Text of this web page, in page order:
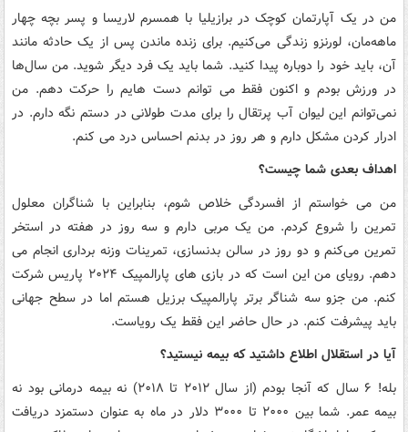
من در یک آپارتمان کوچک در برازیلیا با همسرم لاریسا و پسر بچه چهار
ماهه‌مان، لورنزو زندگی می‌کنیم. برای زنده ماندن پس از یک حادثه مانند
آن، باید خود را دوباره پیدا کنید. شما باید یک فرد دیگر شوید. من سال‌ها
در ورزش بودم و اکنون فقط می توانم دست هایم را حرکت دهم. من
نمی‌توانم این لیوان آب پرتقال را برای مدت طولانی در دستم نگه دارم. در
ادرار کردن مشکل دارم و هر روز در بدنم احساس درد می کنم.
اهداف بعدی شما چیست؟
من می خواستم از افسردگی خلاص شوم، بنابراین با شناگران معلول
تمرین را شروع کردم. من یک مربی دارم و سه روز در هفته در استخر
تمرین می‌کنم و دو روز در سالن بدنسازی، تمرینات وزنه برداری انجام می
دهم. رویای من این است که در بازی های پارالمپیک ۲۰۲۴ پاریس شرکت
کنم. من جزو سه شناگر برتر پارالمپیک برزیل هستم اما در سطح جهانی
باید پیشرفت کنم. در حال حاضر این فقط یک رویاست.
آیا در استقلال اطلاع داشتید که بیمه نیستید؟
بله! ۶ سال که آنجا بودم (از سال ۲۰۱۲ تا ۲۰۱۸) نه بیمه درمانی بود نه
بیمه عمر. شما بین ۲۰۰۰ تا ۳۰۰۰ دلار در ماه به عنوان دستمزد دریافت